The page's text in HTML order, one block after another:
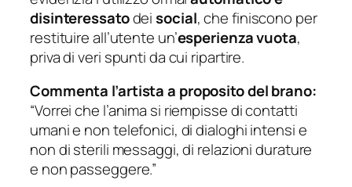
disinteressatodeisocial, che finiscono per
restituire all’utente un’esperienza vuota,
priva di veri spunti da cui ripartire.
Commenta l’artista a proposito del brano:
“Vorrei che l’anima si riempisse di contatti
umani e non telefonici, di dialoghi intensi e
non di sterili messaggi, di relazioni durature
e non passeggere.”